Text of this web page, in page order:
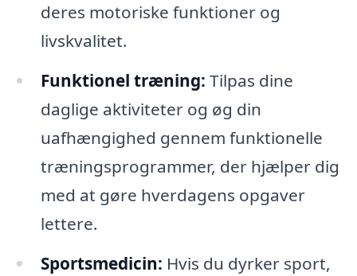
deres motoriske funktioner og
livskvalitet.
Funktionel træning: Tilpas dine
daglige aktiviteter og øg din
uafhængighed gennem funktionelle
træningsprogrammer, der hjælper dig
med at gøre hverdagens opgaver
lettere.
Sportsmedicin: Hvis du dyrker sport,